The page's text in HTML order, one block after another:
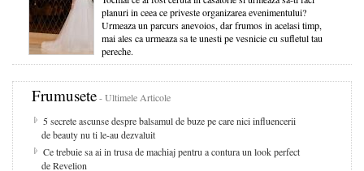
planuri in ceea ce priveste organizarea evenimentului?
Urmeaza un parcurs anevoios, dar frumos in acelasi timp,
mai ales ca urmeaza sa te unesti pe vesnicie cu sufletul tau
pereche.
Frumusete- Ultimele Articole
5 secrete ascunse despre balsamul de buze pe care nici influencerii
de beauty nu ti le-au dezvaluit
Ce trebuie sa ai in trusa de machiaj pentru a contura un look perfect
de Revelion